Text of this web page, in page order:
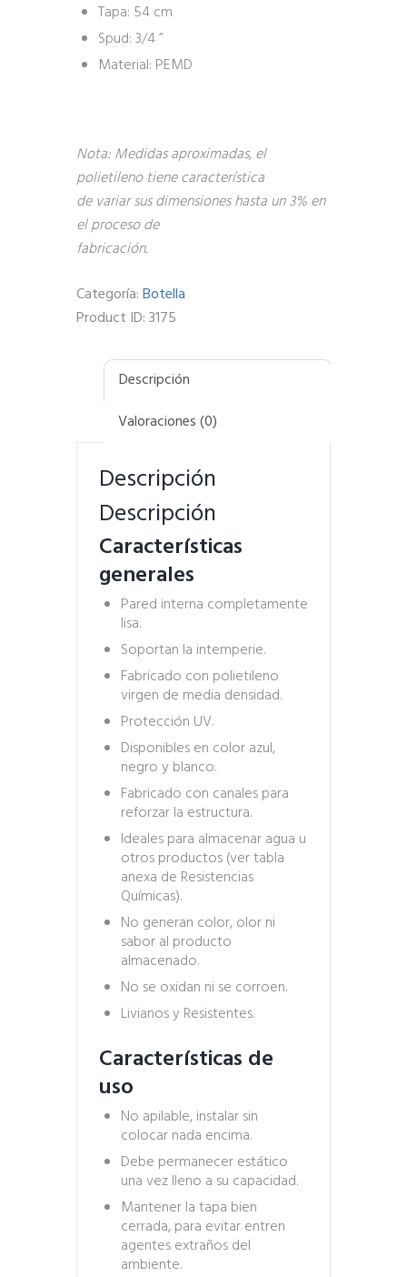
Tapa: 54 cm
Spud: 3/4 ”
Material: PEMD
Nota: Medidas aproximadas, el
polietileno tiene característica
de variar sus dimensiones hasta un 3% en
el proceso de
fabricación.
Categoría:Botella
Product ID:3175
Descripción
Valoraciones (0)
Descripción
Descripción
Características
generales
Pared interna completamente
lisa.
Soportan la intemperie.
Fabricado con polietileno
virgen de media densidad.
Protección UV.
Disponibles en color azul,
negro y blanco.
Fabricado con canales para
reforzar la estructura.
Ideales para almacenar agua u
otros productos (ver tabla
anexa de Resistencias
Químicas).
No generan color, olor ni
sabor al producto
almacenado.
No se oxidan ni se corroen.
Livianos y Resistentes.
Características de
uso
No apilable, instalar sin
colocar nada encima.
Debe permanecer estático
una vez lleno a su capacidad.
Mantener la tapa bien
cerrada, para evitar entren
agentes extraños del
ambiente.